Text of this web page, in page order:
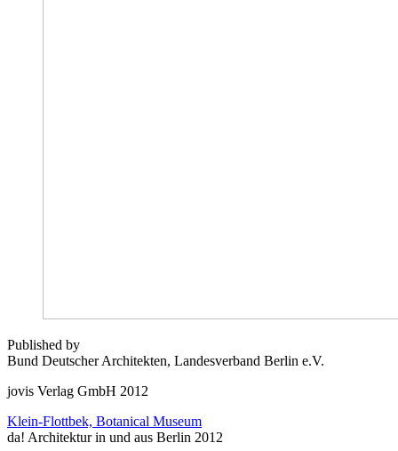
Published by
Bund Deutscher Architekten, Landesverband Berlin e.V.
jovis Verlag GmbH 2012
Klein-Flottbek, Botanical Museum
da! Architektur in und aus Berlin 2012